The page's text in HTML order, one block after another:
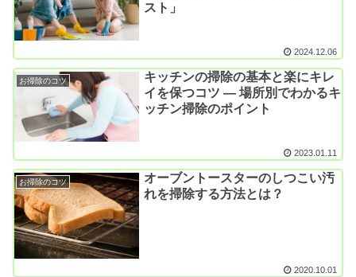
スト」
2024.12.06
お掃除のコツ
キッチンの掃除の基本と楽にキレ
イを保つコツ ― 場所別でわかるキ
ッチン掃除のポイント
2023.01.11
お掃除のコツ
オーブントースターのしつこい汚
れを掃除する方法とは？
2020.10.01